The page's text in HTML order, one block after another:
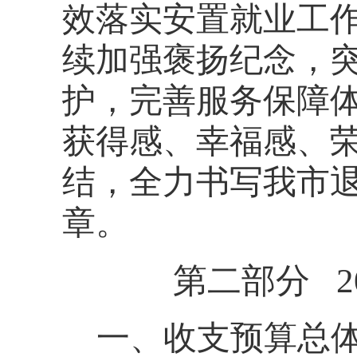
效落实安置就业工
续加强褒扬纪念，
护，完善服务保障
获得感、幸福感、
结，全力书写我市
章。
第二部分
一、收支预算总